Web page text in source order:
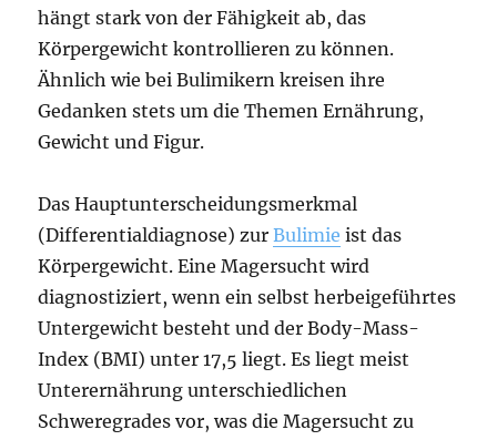
hängt stark von der Fähigkeit ab, das
Körpergewicht kontrollieren zu können.
Ähnlich wie bei Bulimikern kreisen ihre
Gedanken stets um die Themen Ernährung,
Gewicht und Figur.
Das Hauptunterscheidungsmerkmal
(Differentialdiagnose) zurBulimie ist das
Körpergewicht. Eine Magersucht wird
diagnostiziert, wenn ein selbst herbeigeführtes
Untergewicht besteht und der Body-Mass-
Index (BMI) unter 17,5 liegt. Es liegt meist
Unterernährung unterschiedlichen
Schweregrades vor, was die Magersucht zu